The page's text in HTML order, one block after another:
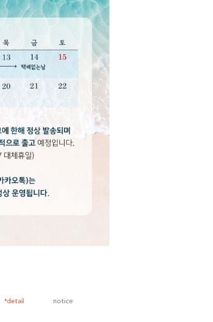
*detail notice